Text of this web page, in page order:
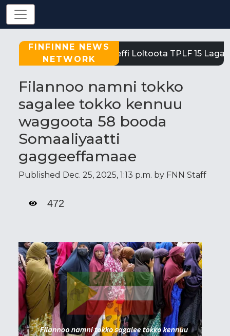
FINFINNE NEWS
NETWORK
Tigray: Reeffi Loltoota TPLF 15 Laga
Filannoo namni tokko
sagalee tokko kennuu
waggoota 58 booda
Somaaliyaatti
gaggeeffamaae
Published Dec. 25, 2025, 1:13 p.m. by FNN Staff
472